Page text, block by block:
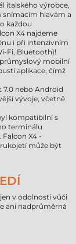
italského výrobce,
snímacím hlavám a
každou
X4 najdeme
i při intenzivním
Fi, Bluetooth)!
průmyslový mobilní
aplikace, čímž
nebo Android
vývoje, včetně
kompatibilní s
terminálu
X4 -
může být
v odolnosti vůči
ani nadprůměrná